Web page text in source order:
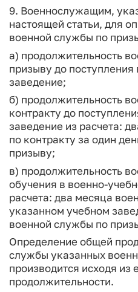
9. Военнослужащим,
настоящей статьи, для
военной службы по
а) продолжительность
призыву до поступления
заведение;
б) продолжительность
контракту до
заведение из расчета:
по контракту за один
призыву;
в) продолжительность
обучения в военно-
расчета: два месяца
указанном учебном
военной службы по
Определение общей
службы указанных
производится исходя из
продолжительности.